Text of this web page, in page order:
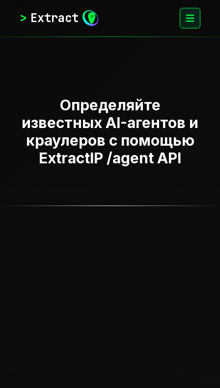
> Extract
Определяйте
известных AI-агентов и
краулеров с помощью
ExtractIP /agent API